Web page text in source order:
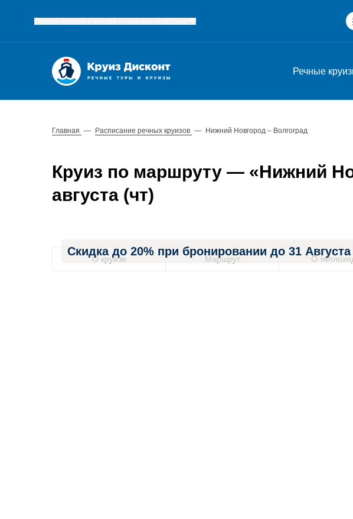
Речные
Главная — Расписание речных круизов — Нижний Новгород – Волгоград
Круиз по маршруту — «Нижний
августа (чт)
Скидка до 20% при бронировании до 31 Августа
О круизе Маршрут О